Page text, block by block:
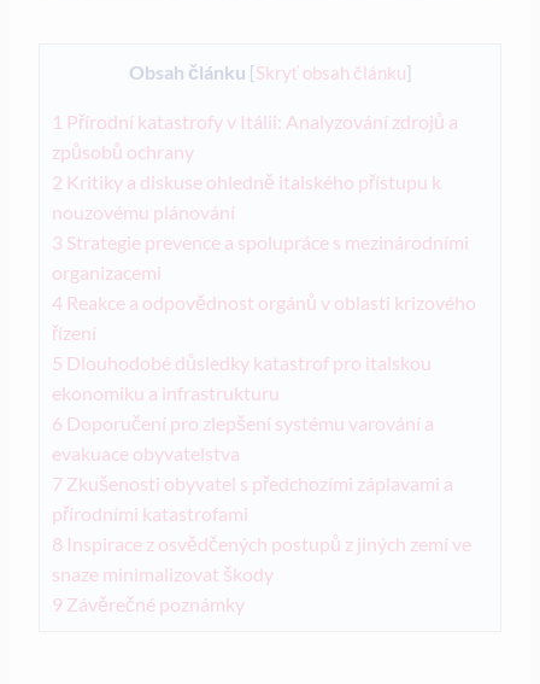
Obsah článku [Skryť obsah článku]
1 Přírodní katastrofy v Itálii: Analyzování zdrojů a
způsobů ochrany
2 Kritiky a diskuse ohledně italského přístupu k
nouzovému plánování
3 Strategie prevence a spolupráce s mezinárodními
organizacemi
4 Reakce a odpovědnost orgánů v oblasti krizového
řízení
5 Dlouhodobé důsledky katastrof pro italskou
ekonomiku a infrastrukturu
6 Doporučení pro zlepšení systému varování a
evakuace obyvatelstva
7 Zkušenosti obyvatel s předchozími záplavami a
přírodními katastrofami
8 Inspirace z osvědčených postupů z jiných zemí ve
snaze minimalizovat škody
9 Závěrečné poznámky